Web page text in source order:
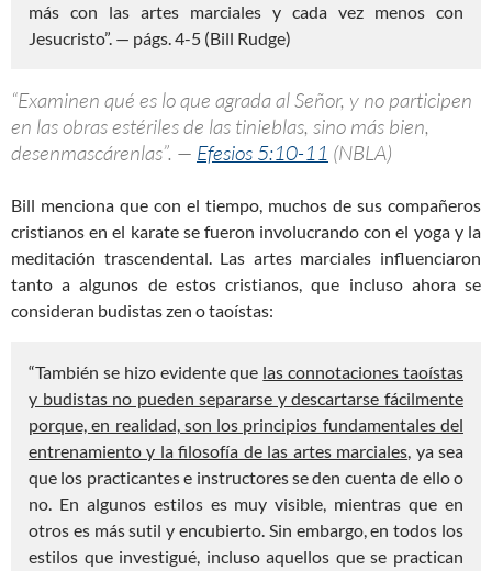
más con las artes marciales y cada vez menos con
Jesucristo”. — págs. 4-5 (Bill Rudge)
“Examinen qué es lo que agrada al Señor, y no participen
en las obras estériles de las tinieblas, sino más bien,
desenmascárenlas”. — Efesios 5:10-11 (NBLA)
Bill menciona que con el tiempo, muchos de sus compañeros
cristianos en el karate se fueron involucrando con el yoga y la
meditación trascendental. Las artes marciales influenciaron
tanto a algunos de estos cristianos, que incluso ahora se
consideran budistas zen o taoístas:
“También se hizo evidente que las connotaciones taoístas
y budistas no pueden separarse y descartarse fácilmente
porque, en realidad, son los principios fundamentales del
entrenamiento y la filosofía de las artes marciales, ya sea
que los practicantes e instructores se den cuenta de ello o
no. En algunos estilos es muy visible, mientras que en
otros es más sutil y encubierto. Sin embargo, en todos los
estilos que investigué, incluso aquellos que se practican